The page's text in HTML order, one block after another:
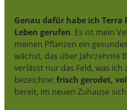
Genau dafür habe ich
Leben gerufen. Es ist mein
meinen Pflanzen ein
wächst, das über Jahrzehnte
verlässt nur das Feld, was ich
bezeichne: frisch gerodet,
bereit, im neuen Zuhause